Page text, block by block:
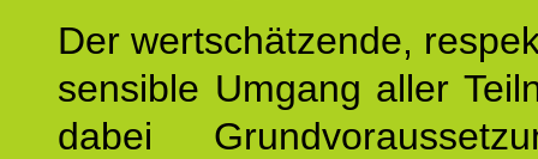
Der wertschätzende,
sensible Umgang aller
dabei